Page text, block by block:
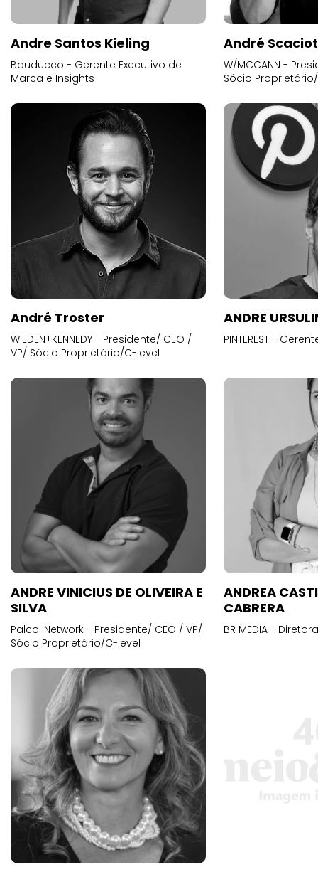
Andre Santos Kieling
Bauducco - Gerente Executivo de
Marca e Insights
André
W/MCCANN -
Sócio
André Troster
WIEDEN+KENNEDY - Presidente/ CEO /
VP/ Sócio Proprietário/C-level
ANDRE
PINTEREST -
ANDRE VINICIUS DE OLIVEIRA E
SILVA
Palco! Network - Presidente/ CEO / VP/
Sócio Proprietário/C-level
ANDREA
CABRERA
BR MEDIA -